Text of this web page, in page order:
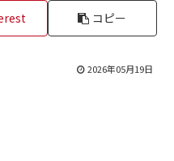
コピー
2026年05月19日